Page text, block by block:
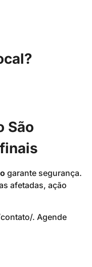
São
garante segurança.
afetadas, ação
. Agende